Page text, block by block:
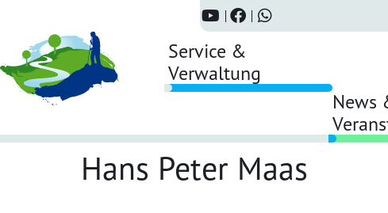
Service &
Verwaltung
News
Hans Peter Maas